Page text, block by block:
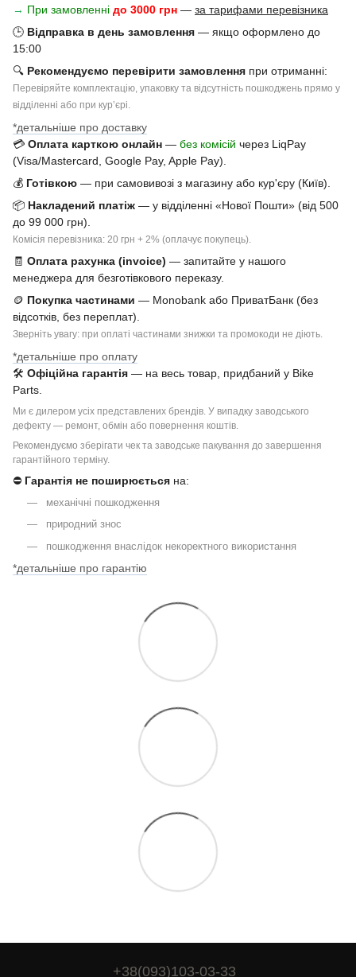
→ При замовленні до 3000 грн — за тарифами перевізника
🕒 Відправка в день замовлення — якщо оформлено до
15:00
🔍 Рекомендуємо перевірити замовлення при отриманні:
Перевіряйте комплектацію, упаковку та відсутність пошкоджень прямо у
відділенні або при курʼєрі.
*детальніше про доставку
💳 Оплата карткою онлайн — без комісій через LiqPay
(Visa/Mastercard, Google Pay, Apple Pay).
💰 Готівкою — при самовивозі з магазину або кур'єру (Київ).
📦 Накладений платіж — у відділенні «Нової Пошти» (від 500
до 99 000 грн).
Комісія перевізника: 20 грн + 2% (оплачує покупець).
🧾 Оплата рахунка (invoice) — запитайте у нашого
менеджера для безготівкового переказу.
🪙 Покупка частинами — Monobank або ПриватБанк (без
відсотків, без переплат).
Зверніть увагу: при оплаті частинами знижки та промокоди не діють.
*детальніше про оплату
🛠 Офіційна гарантія — на весь товар, придбаний у Bike
Parts.
Ми є дилером усіх представлених брендів. У випадку заводського
дефекту — ремонт, обмін або повернення коштів.
Рекомендуємо зберігати чек та заводське пакування до завершення
гарантійного терміну.
⛔ Гарантія не поширюється на:
механічні пошкодження
природний знос
пошкодження внаслідок некоректного використання
*детальніше про гарантію
+38(093)103-03-33